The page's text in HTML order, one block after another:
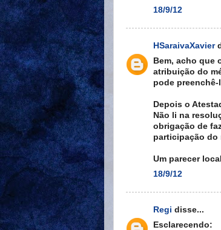
18/9/12
HSaraivaXavier
Bem, acho que
atribuição do
pode
Depois o
Não li na
obrigação de
participação do
Um parecer
18/9/12
Regi disse...
Esclarecendo: